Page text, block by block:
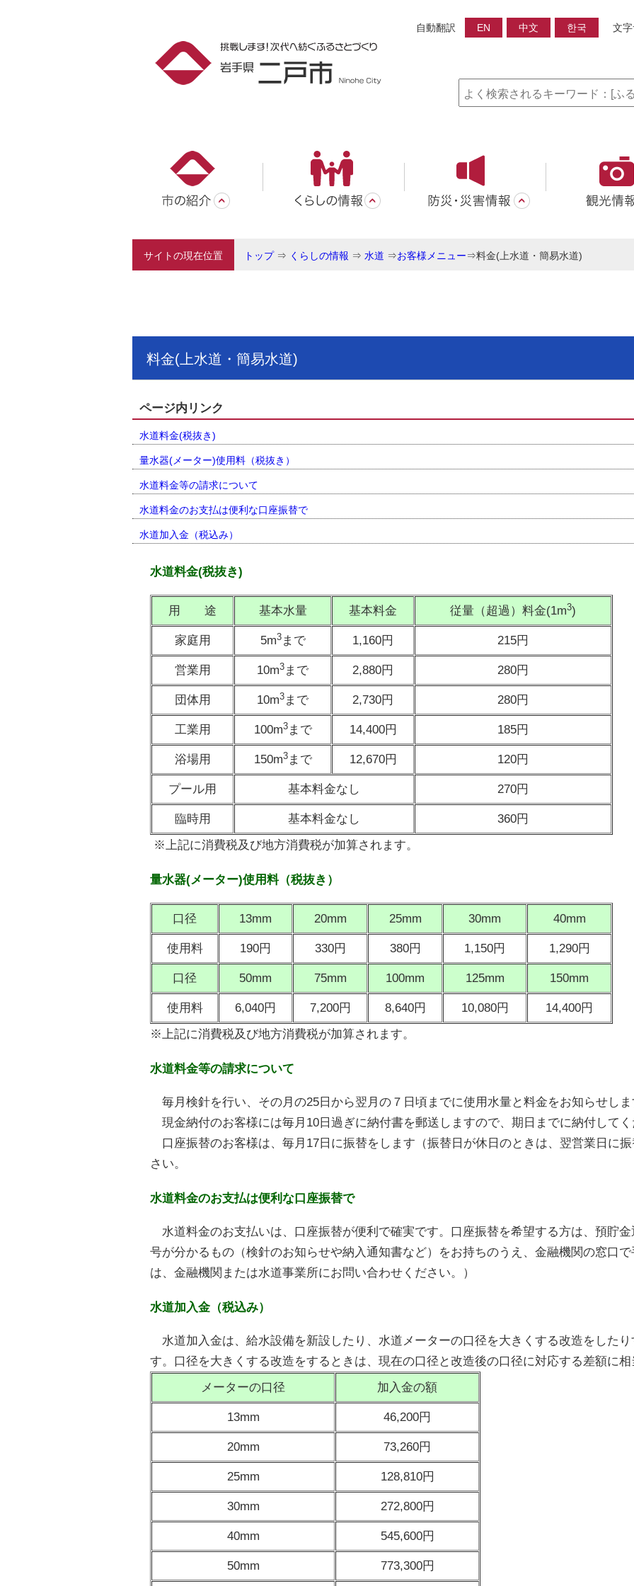
自動翻訳 EN 中文 한국 文
サイトの現在位置 トップ⇒ くらしの情報 ⇒ 水道 ⇒お客様メニュー⇒料金(上水道・簡易水道)
料金(上水道・簡易水道)
ページ内リンク
水道料金(税抜き)
量水器(メーター)使用料（税抜き）
水道料金等の請求について
水道料金のお支払は便利な口座振替で
水道加入金（税込み）
水道料金(税抜き)
用 途 基本水量 基本料金 従量（超過）料金(1m3)
家庭用 5m3まで 1,160円 215円
営業用 10m3 まで 2,880円 280円
団体用 10m3 まで 2,730円 280円
工業用 100m3まで 14,400円 185円
浴場用 150m3まで 12,670円 120円
プール用 基本料金なし 270円
臨時用 基本料金なし
360円
※上記に消費税及び地方消費税が加算されます。
量水器(メーター)使用料（税抜き）
口径 13mm 20mm 25mm 30mm 40mm
使用料 190円 330円 380円 1,150円 1,290円
口径 50mm 75mm 100mm 125mm 150mm
使用料 6,040円 7,200円 8,640円 10,080円
14,400円
※上記に消費税及び地方消費税が加算されます。
水道料金等の請求について
毎月検針を行い、その月の25日から翌月の７日頃までに使用水量と料金をお知らせしま
現金納付のお客様には毎月10日過ぎに納付書を郵送しますので、期日までに納付してく
口座振替のお客様は、毎月17日に振替をします（振替日が休日のときは、翌営業日に
さい。
水道料金のお支払は便利な口座振替で
水道料金のお支払いは、口座振替が便利で確実です。口座振替を希望する方は、預貯
号が分かるもの（検針のお知らせや納入通知書など）をお持ちのうえ、金融機関の窓口
は、金融機関または水道事業所にお問い合わせください。）
水道加入金（税込み）
水道加入金は、給水設備を新設したり、水道メーターの口径を大きくする改造をした
す。口径を大きくする改造をするときは、現在の口径と改造後の口径に対応する差額に相
メーターの口径
加入金の額
13mm 46,200円
20mm 73,260円
25mm 128,810円
30mm 272,800円
40mm 545,600円
50mm 773,300円